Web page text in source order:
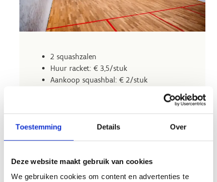
Toestemming Details Over
Deze website maakt gebruik van cookies
We gebruiken cookies om content en advertenties te
2 squashzalen
Huur racket: € 3,5/stuk
Aankoop squashbal: € 2/stuk
verantwoordelijk om hun korting op voorhand aan
Studenten met een SNS-pas of Student App mailen